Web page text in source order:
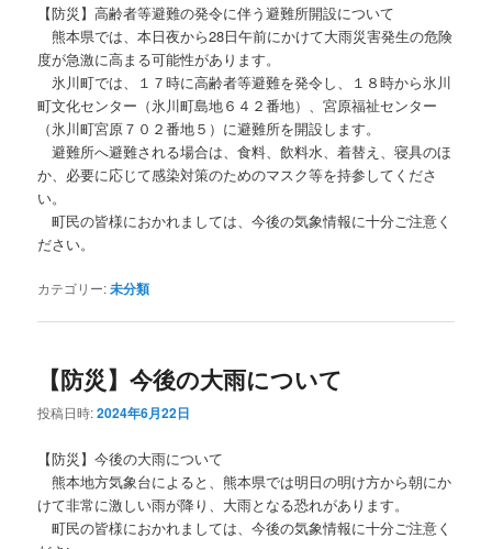
【防災】高齢者等避難の発令に伴う避難所開設について
熊本県では、本日夜から28日午前にかけて大雨災害発生の危険
度が急激に高まる可能性があります。
氷川町では、１７時に高齢者等避難を発令し、１８時から氷川
町文化センター（氷川町島地６４２番地）、宮原福祉センター
（氷川町宮原７０２番地５）に避難所を開設します。
避難所へ避難される場合は、食料、飲料水、着替え、寝具のほ
か、必要に応じて感染対策のためのマスク等を持参してくださ
い。
町民の皆様におかれましては、今後の気象情報に十分ご注意く
ださい。
カテゴリー:未分類
【防災】今後の大雨について
投稿日時:2024年6月22日
【防災】今後の大雨について
熊本地方気象台によると、熊本県では明日の明け方から朝にか
けて非常に激しい雨が降り、大雨となる恐れがあります。
町民の皆様におかれましては、今後の気象情報に十分ご注意く